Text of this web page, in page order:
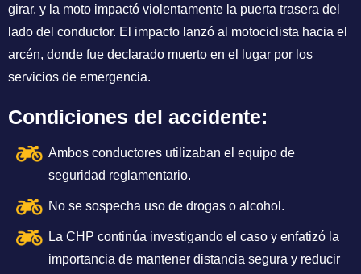
girar, y la moto impactó violentamente la puerta trasera del
lado del conductor. El impacto lanzó al motociclista hacia el
arcén, donde fue declarado muerto en el lugar por los
servicios de emergencia.
Condiciones del accidente:
Ambos conductores utilizaban el equipo de
seguridad reglamentario.
No se sospecha uso de drogas o alcohol.
La CHP continúa investigando el caso y enfatizó la
importancia de mantener distancia segura y reducir